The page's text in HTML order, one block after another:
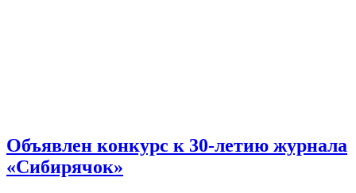
Объявлен конкурс к 30-летию журнала
«Сибирячок»